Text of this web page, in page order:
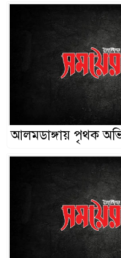
আলমডাঙ্গায় পৃথক